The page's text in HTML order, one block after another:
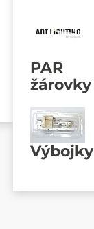
PAR
žárovky
Výbojky